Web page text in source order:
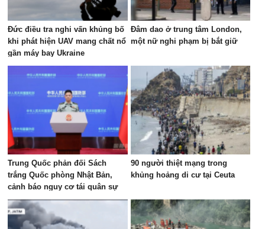
Đức điều tra nghi vấn khủng bố
khi phát hiện UAV mang chất nổ
gần máy bay Ukraine
Đâm dao ở trung tâm London,
một nữ nghi phạm bị bắt giữ
Trung Quốc phản đối Sách
trắng Quốc phòng Nhật Bản,
cảnh báo nguy cơ tái quân sự
hóa
90 người thiệt mạng trong
khủng hoảng di cư tại Ceuta